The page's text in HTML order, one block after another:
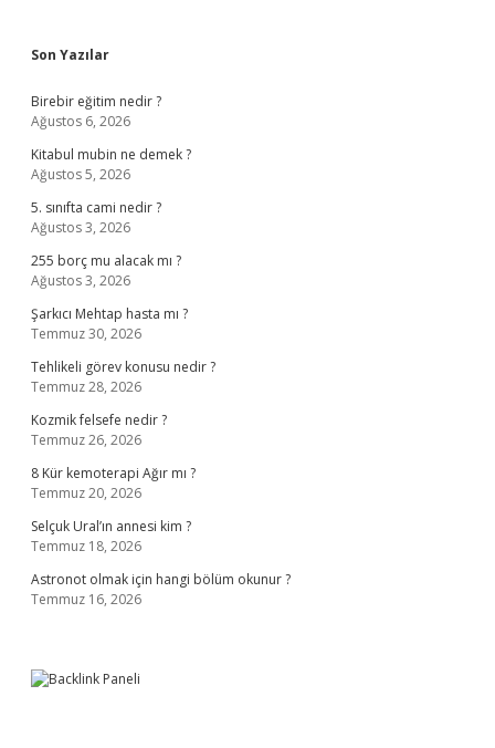
Sidebar
Son Yazılar
Birebir eğitim nedir ?
Ağustos 6, 2026
Kitabul mubin ne demek ?
Ağustos 5, 2026
5. sınıfta cami nedir ?
Ağustos 3, 2026
255 borç mu alacak mı ?
Ağustos 3, 2026
Şarkıcı Mehtap hasta mı ?
Temmuz 30, 2026
Tehlikeli görev konusu nedir ?
Temmuz 28, 2026
Kozmik felsefe nedir ?
Temmuz 26, 2026
8 Kür kemoterapi Ağır mı ?
Temmuz 20, 2026
Selçuk Ural’ın annesi kim ?
Temmuz 18, 2026
Astronot olmak için hangi bölüm okunur ?
Temmuz 16, 2026